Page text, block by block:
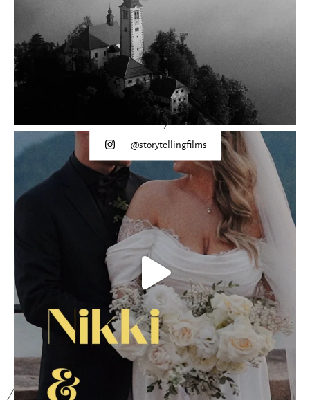
@storytellingfilms